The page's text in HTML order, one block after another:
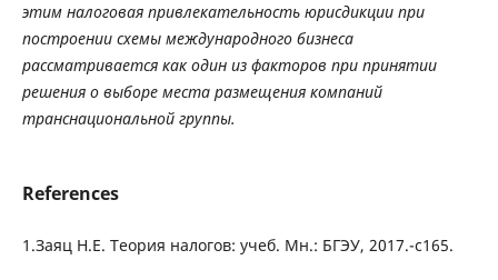
этим налоговая привлекательность юрисдикции при
построении схемы международного бизнеса
рассматривается как один из факторов при принятии
решения о выборе места размещения компаний
транснациональной группы.
References
1.Заяц Н.Е. Теория налогов: учеб. Мн.: БГЭУ, 2017.-с165.